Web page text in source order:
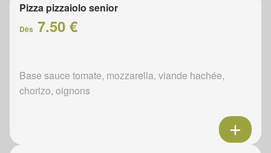
Pizza pizzaiolo senior
Dès 7.50 €
Base sauce tomate, mozzarella, viande hachée,
chorizo, oignons